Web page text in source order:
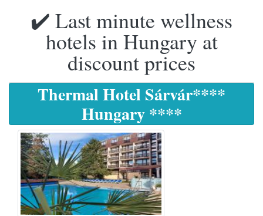
✔️ Last minute wellness
hotels in Hungary at
discount prices
Thermal Hotel Sárvár****
Hungary ****